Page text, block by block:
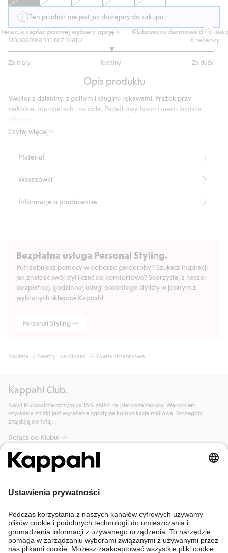
Ten produkt nie jest już dostępny do zakupu.
a zapłać później wybierz opcję +
Klubowiczu darmowa dostawa
Dopasowanie rozmiaru
Za mały Idealny Za duży
na
3
głosów
6 recenzji
Opis produktu
Czytaj więcej
Sweter z dzianiny, z golfem i długimi rękawami. Prążek przy
dekolcie, mankietach i na dole. Pudełkowy fason i nieco krótsza
Długość: 48 cm w rozmiarze S
Numer artykułu
Materiał
Wskazówki
Informacje o producencie
Bezpłatna usługa Personal Styling.
Potrzebujesz pomocy w doborze garderoby? Szukasz inspiracji
jak znaleźć swój styl i czuć się komfortowo? Skorzystaj z naszej
bezpłatnej, godzinnej usługi osobistego stylisty w jednym z
wybranych sklepów Kappahl.
Personal Styling
Kobieta Swetry i kardigany Swetry dzianinowe
Kappahl Club.
Nowi Klubowicze otrzymują 15% zniżki na pierwsze zakupy. Warunkiem
uzyskania zniżki jest wyrażenie zgody na komunikację mailową. Szczegóły
znajdują się tutaj.
Dołącz do Klubu!
Potrzebujesz pomocy?